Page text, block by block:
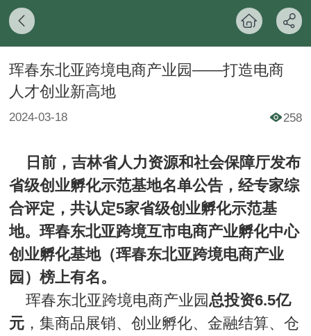
珲春东北亚跨境电商产业园——打造电商
人才创业新高地
2024-03-18 258
日前，吉林省人力资源和社会保障厅发布
省级创业孵化示范基地名单公告，经专家综
合评定，共认定5家省级创业孵化示范基
地。珲春东北亚跨境互市电商产业孵化中心
创业孵化基地（珲春东北亚跨境电商产业
园）榜上有名。
珲春东北亚跨境电商产业园 总投资6.5亿
元，集商品展销、创业孵化、金融结算、仓